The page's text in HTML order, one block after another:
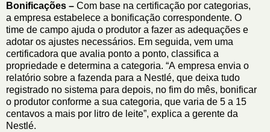
Bonificações – Com base na certificação por categorias,
a empresa estabelece a bonificação correspondente. O
time de campo ajuda o produtor a fazer as adequações e
adotar os ajustes necessários. Em seguida, vem uma
certificadora que avalia ponto a ponto, classifica a
propriedade e determina a categoria. “A empresa envia o
relatório sobre a fazenda para a Nestlé, que deixa tudo
registrado no sistema para depois, no fim do mês, bonificar
o produtor conforme a sua categoria, que varia de 5 a 15
centavos a mais por litro de leite”, explica a gerente da
Nestlé.